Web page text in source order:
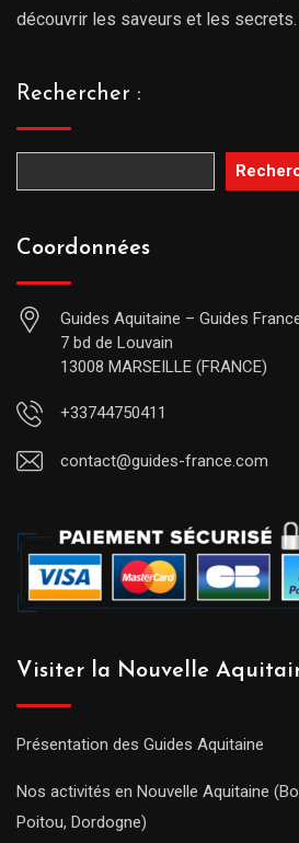
découvrir les saveurs et les secrets.
Rechercher :
Coordonnées
Guides Aquitaine – Guides
7 bd de Louvain
13008 MARSEILLE (FRANCE)
+33744750411
contact@guides-france.com
Visiter la Nouvelle
Présentation des Guides Aquitaine
Nos activités en Nouvelle Aquitaine
Poitou, Dordogne)